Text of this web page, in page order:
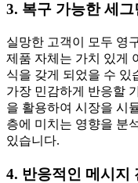
3. 복구 가능한 세
실망한 고객이 모두 영
제품 자체는 가치 있게
식을 갖게 되었을 수 있
가장 민감하게 반응할
을 활용하여 시장을 시
층에 미치는 영향을 분
있습니다.
4. 반응적인 메시지